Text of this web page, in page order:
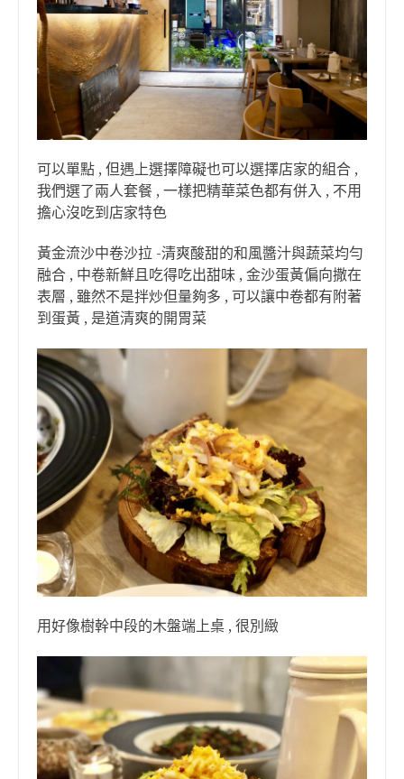
可以單點 , 但遇上選擇障礙也可以選擇店家的組合 ,
我們選了兩人套餐 , 一樣把精華菜色都有併入 , 不用
擔心沒吃到店家特色
黃金流沙中卷沙拉 -清爽酸甜的和風醬汁與蔬菜均勻
融合 , 中卷新鮮且吃得吃出甜味 , 金沙蛋黃偏向撒在
表層 , 雖然不是拌炒但量夠多 , 可以讓中卷都有附著
到蛋黃 , 是道清爽的開胃菜
用好像樹幹中段的木盤端上桌 , 很別緻